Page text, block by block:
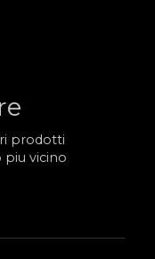
prodotti
piu vicino